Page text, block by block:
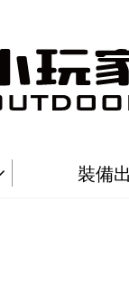
裝備